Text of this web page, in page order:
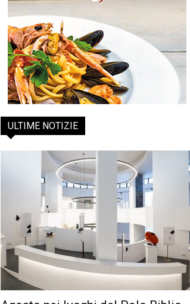
ULTIME NOTIZIE